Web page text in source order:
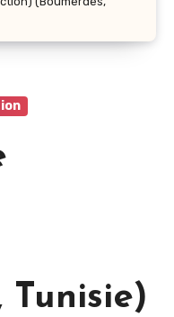
Tunisie)